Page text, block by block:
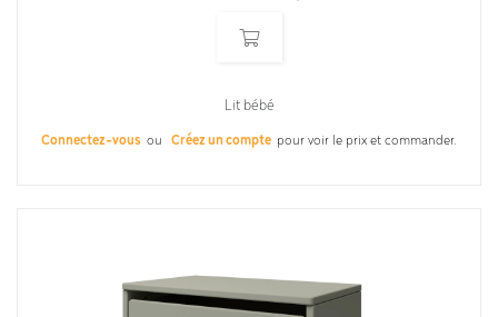
Lit bébé
Connectez-vous ou Créez un compte pour voir le prix et commander.